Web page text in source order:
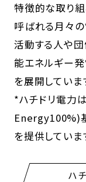
特徴的な取り組
呼ばれる月々
活動する人や
能エネルギー
を展開していま
*ハチドリ電力
Energy100%)
を提供していま
ハ